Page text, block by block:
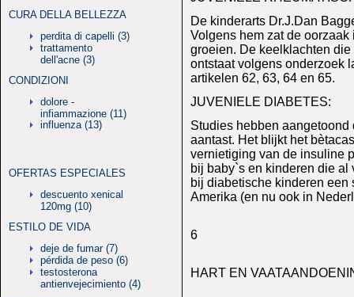
CURA DELLA BELLEZZA
perdita di capelli (3)
trattamento
dell'acne (3)
CONDIZIONI
dolore -
infiammazione (11)
influenza (13)
OFERTAS ESPECIALES
descuento xenical
120mg (10)
ESTILO DE VIDA
deje de fumar (7)
pérdida de peso (6)
testosterona
antienvejecimiento (4)
De kinderarts Dr.J.Dan
Volgens hem zat de
groeien. De keelklachten
ontstaat volgens onderzoek
artikelen 62, 63, 64 en 65.
JUVENIELE DIABETES:
Studies hebben
aantast. Het blijkt het
vernietiging van de insuline
bij baby`s en kinderen die
bij diabetische kinderen
Amerika (en nu ook in
6
HART EN